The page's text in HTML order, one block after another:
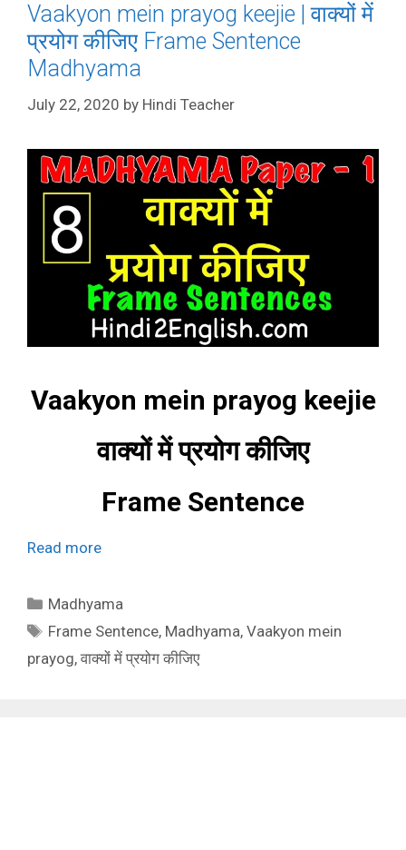
Vaakyon mein prayog keejie | वाक्यों में
प्रयोग कीजिए Frame Sentence
Madhyama
July 22, 2020 by Hindi Teacher
Vaakyon mein prayog keejie
वाक्यों में प्रयोग कीजिए
Frame Sentence
Read more
Categories
Madhyama
Tags
Frame Sentence, Madhyama,Vaakyon mein
prayog, वाक्यों में प्रयोग कीजिए